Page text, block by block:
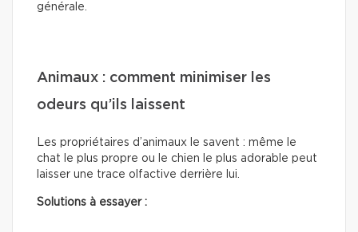
générale.
Animaux : comment minimiser les
odeurs qu’ils laissent
Les propriétaires d’animaux le savent : même le
chat le plus propre ou le chien le plus adorable peut
laisser une trace olfactive derrière lui.
Solutions à essayer :